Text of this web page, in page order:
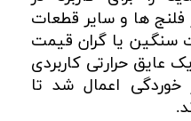
ها و سایر قطعات
سنگین یا گران قیمت
عایق حرارتی کاربردی
اعمال شد تا